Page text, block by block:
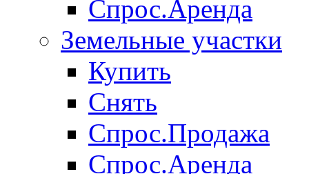
Спрос.Аренда
Земельные участки
Купить
Снять
Спрос.Продажа
Спрос.Аренда